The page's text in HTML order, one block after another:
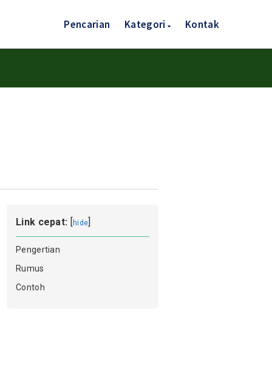
Pencarian Kategori Kontak
Link cepat: [hide]
Pengertian
Rumus
Contoh